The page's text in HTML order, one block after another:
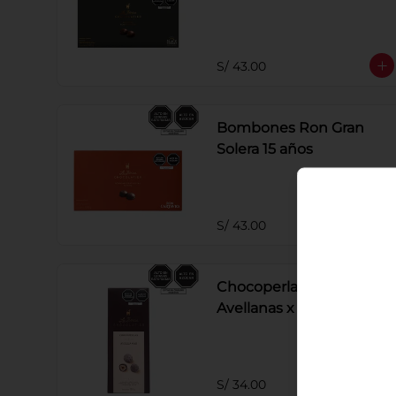
S/ 43.00
Bombones Ron Gran
Solera 15 años
S/ 43.00
Chocoperlas de
Avellanas x 100 g
S/ 34.00